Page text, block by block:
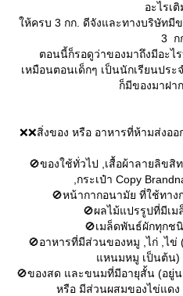
อะไรเ
ห้ครบ 3 กก. ดีจังและทางบริษัทมีข
3 ก
ตอนนี้ก็รอดูว่าของมาถึงมีอะไ
เหมือนตอนเด็กๆ เป็นนักเรียนประ
ก็มีของมาฝา
❌❌สิ่งของ หรือ อาหารที่ห้าม
🚫ของใช้ทั่วไป ,เสื้อผ้าลายลิขสิ
,กระเป๋า
🚫หน้ากากอนามัย
🚫ผลไม้แปร
🚫เมล็ดพัน
🚫อาหารที่มีส่วนของหมู ,ไก่ ,ไข่
หนมหมู
🚫ของสด และขนมที่มีอายุสั้น (อยู่
หรือ มีส่วนผสมขอ